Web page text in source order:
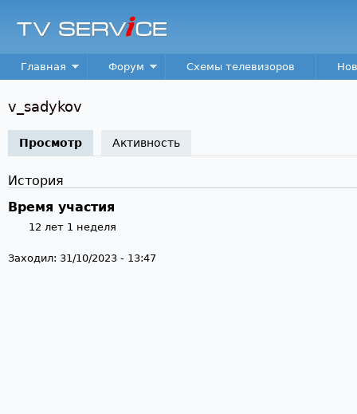
TV
Service
Main menu
Главная Форум Схемы телевизоров
v_sadykov
Просмотр (активная вкладка)
Активность
История
Время участия
12 лет 1 неделя
Заходил: 31/10/2023 - 13:47